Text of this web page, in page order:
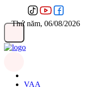
Thứ năm, 06/08/2026
VAA